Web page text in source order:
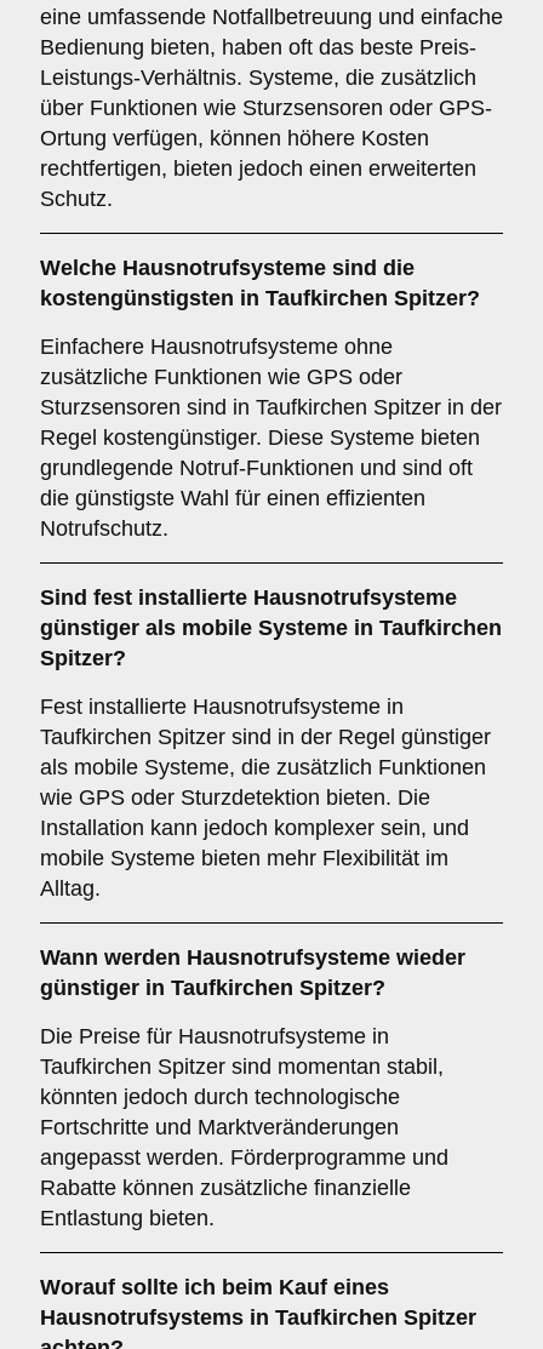
eine umfassende Notfallbetreuung und einfache
Bedienung bieten, haben oft das beste Preis-
Leistungs-Verhältnis. Systeme, die zusätzlich
über Funktionen wie Sturzsensoren oder GPS-
Ortung verfügen, können höhere Kosten
rechtfertigen, bieten jedoch einen erweiterten
Schutz.
Welche Hausnotrufsysteme sind die
kostengünstigsten in Taufkirchen Spitzer?
Einfachere Hausnotrufsysteme ohne
zusätzliche Funktionen wie GPS oder
Sturzsensoren sind in Taufkirchen Spitzer in der
Regel kostengünstiger. Diese Systeme bieten
grundlegende Notruf-Funktionen und sind oft
die günstigste Wahl für einen effizienten
Notrufschutz.
Sind fest installierte Hausnotrufsysteme
günstiger als mobile Systeme in Taufkirchen
Spitzer?
Fest installierte Hausnotrufsysteme in
Taufkirchen Spitzer sind in der Regel günstiger
als mobile Systeme, die zusätzlich Funktionen
wie GPS oder Sturzdetektion bieten. Die
Installation kann jedoch komplexer sein, und
mobile Systeme bieten mehr Flexibilität im
Alltag.
Wann werden Hausnotrufsysteme wieder
günstiger in Taufkirchen Spitzer?
Die Preise für Hausnotrufsysteme in
Taufkirchen Spitzer sind momentan stabil,
könnten jedoch durch technologische
Fortschritte und Marktveränderungen
angepasst werden. Förderprogramme und
Rabatte können zusätzliche finanzielle
Entlastung bieten.
Worauf sollte ich beim Kauf eines
Hausnotrufsystems in Taufkirchen Spitzer